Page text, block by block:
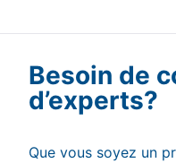
Besoin de
d’experts?
Que vous soyez un